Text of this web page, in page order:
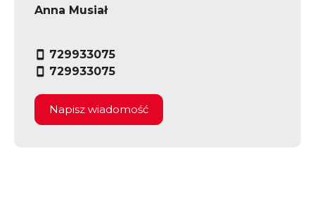
Anna Musiał
729933075
729933075
Napisz wiadomość